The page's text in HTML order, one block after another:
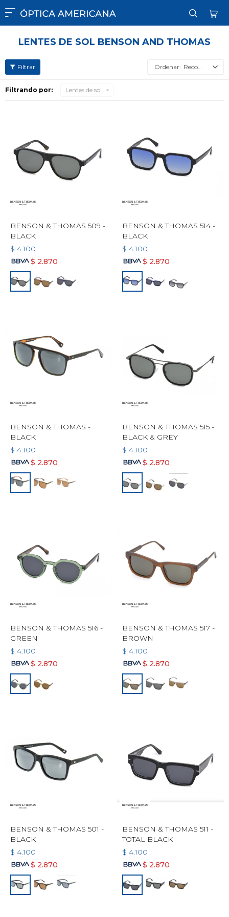

LENTES DE SOL BENSON AND THOMAS
Recomendados
Filtrando por: Lentes de sol
BENSON & THOMAS 509 -
BLACK
$ 4.100
$ 2.870
BENSON & THOMAS 514 -
BLACK
$ 4.100
$ 2.870
BENSON & THOMAS -
BLACK
$ 4.100
$ 2.870
BENSON & THOMAS 515 -
BLACK & GREY
$ 4.100
$ 2.870
BENSON & THOMAS 516 -
GREEN
$ 4.100
$ 2.870
BENSON & THOMAS 517 -
BROWN
$ 4.100
$ 2.870
BENSON & THOMAS 501 -
BLACK
$ 4.100
$ 2.870
BENSON & THOMAS 511 -
TOTAL BLACK
$ 4.100
$ 2.870